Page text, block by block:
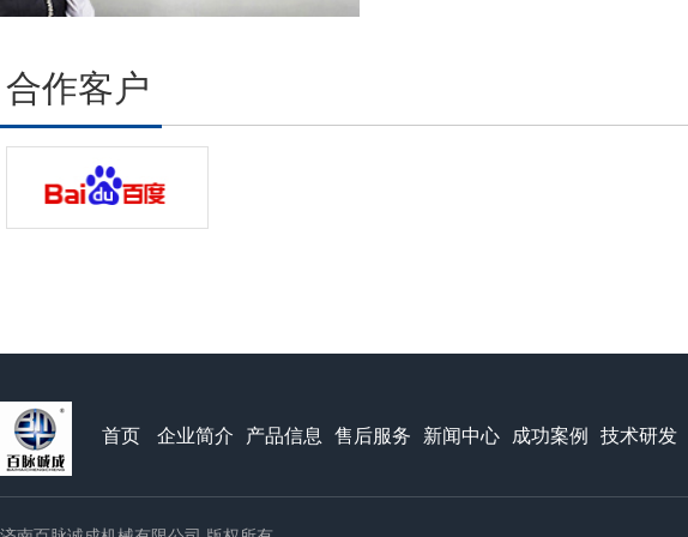
合作客户
首页 企业简介 产品信息 售后服务 新闻中心 成功案例 技术研发